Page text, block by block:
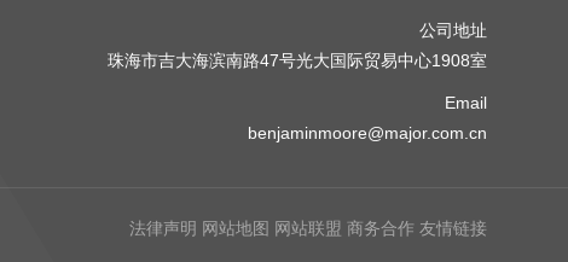
公司地址
珠海市吉大海滨南路47号光大国际贸易中心1908室
Email
benjaminmoore@major.com.cn
法律声明 网站地图 网站联盟 商务合作 友情链接